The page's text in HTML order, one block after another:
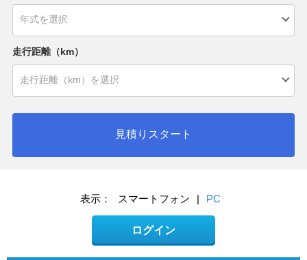
走行距離（km）
見積りスタート
表示： スマートフォン | PC
ログイン